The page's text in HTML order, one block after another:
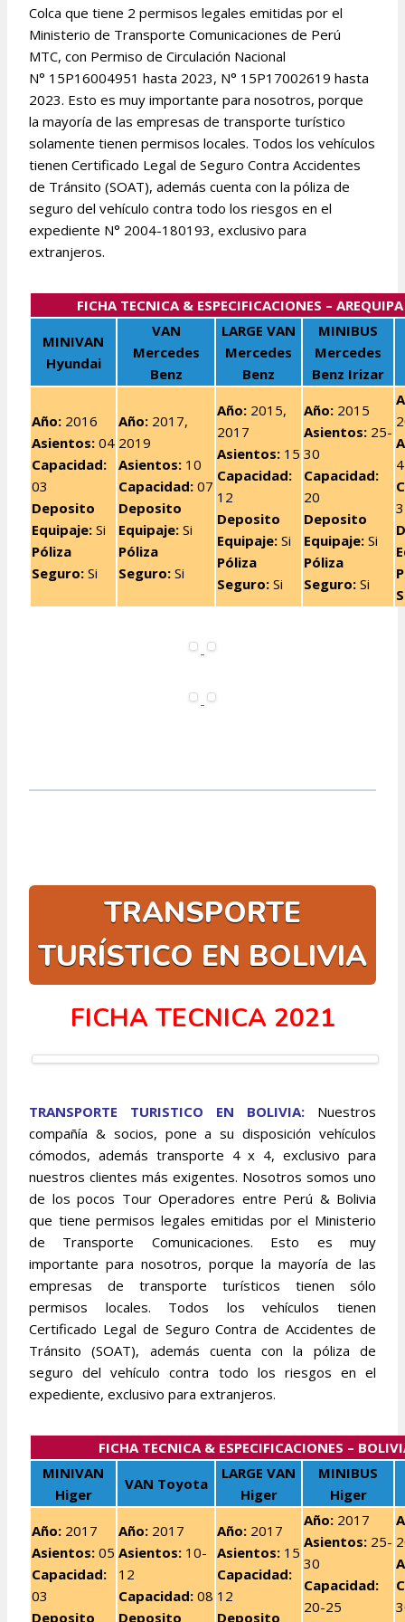
Colca que tiene 2 permisos legales emitidas por el
Ministerio de Transporte Comunicaciones de Perú
MTC, con Permiso de Circulación Nacional
N° 15P16004951 hasta 2023, N° 15P17002619 hasta
2023. Esto es muy importante para nosotros, porque
la mayoría de las empresas de transporte turístico
solamente tienen permisos locales. Todos los vehículos
tienen Certificado Legal de Seguro Contra Accidentes
de Tránsito (SOAT), además cuenta con la póliza de
seguro del vehículo contra todo los riesgos en el
expediente N° 2004-180193, exclusivo para
extranjeros.
FICHA TECNICA & ESPECIFICACIONES – AREQUIPA
MINIVAN
Hyundai
VAN
Mercedes
Benz
LARGE VAN
Mercedes
Benz
MINIBUS
Mercedes
Benz Irizar
Año: 2016
Asientos: 04
Capacidad:
03
Deposito
Equipaje: Si
Póliza
Seguro: Si
Año: 2017,
2019
Asientos: 10
Capacidad: 07
Deposito
Equipaje: Si
Póliza
Seguro: Si
Año: 2015,
2017
Asientos: 15
Capacidad:
12
Deposito
Equipaje: Si
Póliza
Seguro: Si
Año: 2015
Asientos: 25-
30
Capacidad:
20
Deposito
Equipaje: Si
Póliza
Seguro: Si
TRANSPORTE
TURÍSTICO EN BOLIVIA
FICHA TECNICA 2021
TRANSPORTE TURISTICO EN BOLIVIA: Nuestros
compañía & socios, pone a su disposición vehículos
cómodos, además transporte 4 x 4, exclusivo para
nuestros clientes más exigentes. Nosotros somos uno
de los pocos Tour Operadores entre Perú & Bolivia
que tiene permisos legales emitidas por el Ministerio
de Transporte Comunicaciones. Esto es muy
importante para nosotros, porque la mayoría de las
empresas de transporte turísticos tienen sólo
permisos locales. Todos los vehículos tienen
Certificado Legal de Seguro Contra de Accidentes de
Tránsito (SOAT), además cuenta con la póliza de
seguro del vehículo contra todo los riesgos en el
expediente, exclusivo para extranjeros.
FICHA TECNICA & ESPECIFICACIONES –
MINIVAN
Higer
VAN Toyota
LARGE VAN
Higer
MINIBUS
Higer
Año: 2017
Asientos: 05
Capacidad:
03
Deposito
Año: 2017
Asientos: 10-
12
Capacidad: 08
Deposito
Año: 2017
Asientos: 15
Capacidad:
12
Deposito
Año: 2017
Asientos: 25-
30
Capacidad:
20-25